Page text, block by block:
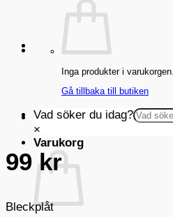
Inga produkter i varukorgen.
Gå tillbaka till butiken
Vad söker du idag?
×
Varukorg
99kr
Bleckplåt